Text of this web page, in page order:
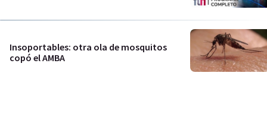
Insoportables: otra ola de mosquitos
copó el AMBA